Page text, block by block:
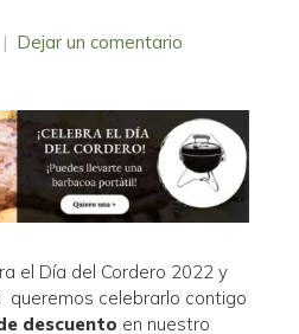
Dejar un comentario
el Día del Cordero 2022 y
queremos celebrarlo contigo
descuento en nuestro